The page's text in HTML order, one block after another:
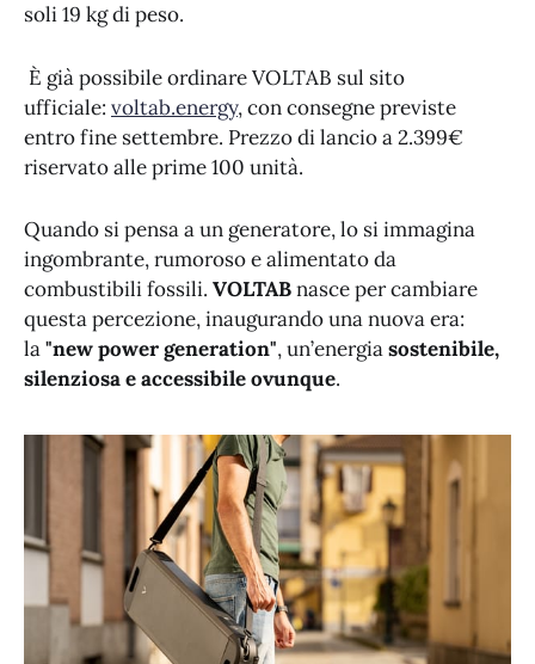
soli 19 kg di peso.
È già possibile ordinare VOLTAB sul sito
ufficiale: voltab.energy, con consegne previste
entro fine settembre. Prezzo di lancio a 2.399€
riservato alle prime 100 unità.
Quando si pensa a un generatore, lo si immagina
ingombrante, rumoroso e alimentato da
combustibili fossili. VOLTABnasce per cambiare
questa percezione, inaugurando una nuova era:
la"new power generation", un’energiasostenibile,
silenziosa e accessibile ovunque.